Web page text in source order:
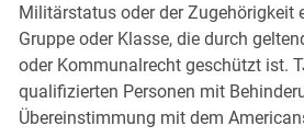
Militärstatus oder der Zugehörigkeit
Gruppe oder Klasse, die durch
oder Kommunalrecht geschützt ist.
qualifizierten Personen mit
Übereinstimmung mit dem